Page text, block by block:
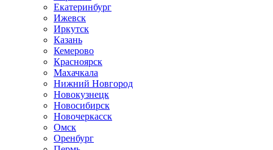
Екатеринбург
Ижевск
Иркутск
Казань
Кемерово
Красноярск
Махачкала
Нижний Новгород
Новокузнецк
Новосибирск
Новочеркаcск
Омск
Оренбург